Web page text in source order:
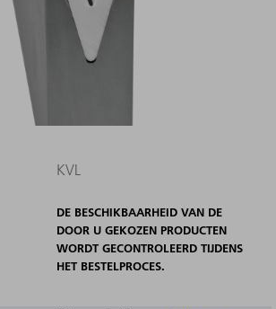
KVL
DE BESCHIKBAARHEID VAN DE
DOOR U GEKOZEN PRODUCTEN
WORDT GECONTROLEERD TIJDENS
HET BESTELPROCES.